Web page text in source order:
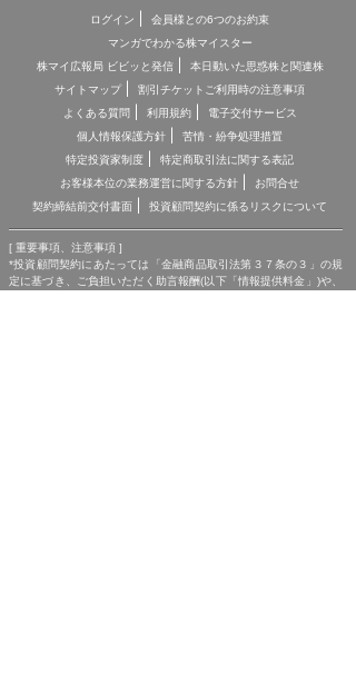
ログイン
会員様との6つのお約束
マンガでわかる株マイスター
株マイ広報局 ビビッと発信
本日動いた思惑株と関連株
サイトマップ
割引チケットご利用時の注意事項
よくある質問
利用規約
電子交付サービス
個人情報保護方針
苦情・紛争処理措置
特定投資家制度
特定商取引法に関する表記
お客様本位の業務運営に関する方針
お問合せ
契約締結前交付書面
投資顧問契約に係るリスクについて
[ 重要事項、注意事項 ]
*投資顧問契約にあたっては「金融商品取引法第３７条の３」の規
定に基づき、ご負担いただく助言報酬(以下「情報提供料金」)や、